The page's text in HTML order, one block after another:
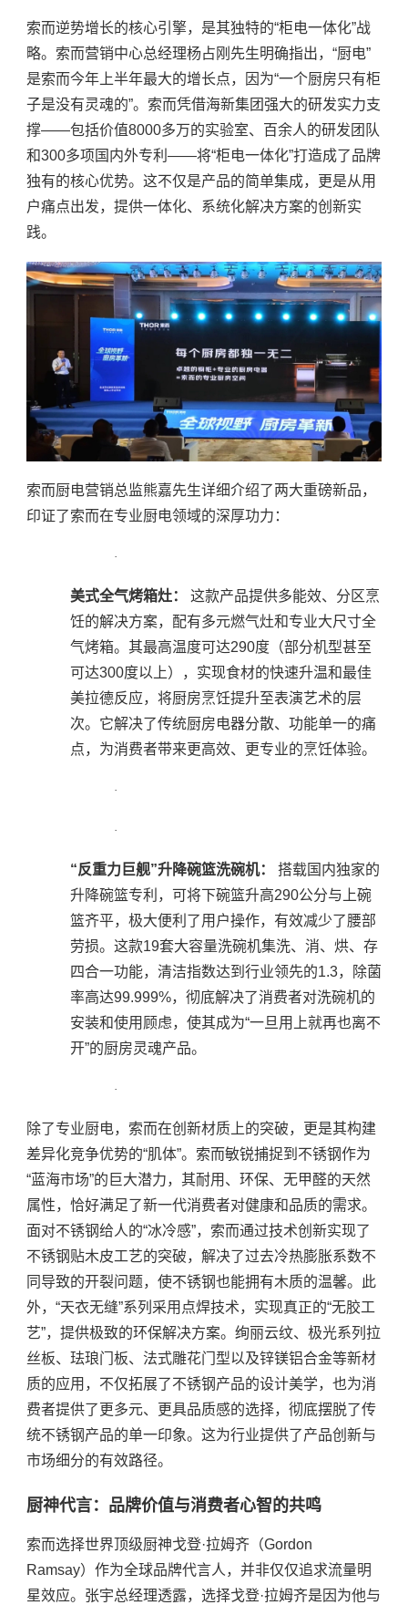
索而逆势增长的核心引擎，是其独特的“柜电一体化”战
略。索而营销中心总经理杨占刚先生明确指出，“厨电”
是索而今年上半年最大的增长点，因为“一个厨房只有柜
子是没有灵魂的”。索而凭借海新集团强大的研发实力支
撑——包括价值8000多万的实验室、百余人的研发团队
和300多项国内外专利——将“柜电一体化”打造成了品牌
独有的核心优势。这不仅是产品的简单集成，更是从用
户痛点出发，提供一体化、系统化解决方案的创新实
践。
索而厨电营销总监熊嘉先生详细介绍了两大重磅新品，
印证了索而在专业厨电领域的深厚功力：
·
美式全气烤箱灶：
这款产品提供多能效、分区烹
饪的解决方案，配有多元燃气灶和专业大尺寸全
气烤箱。其最高温度可达290度（部分机型甚至
可达300度以上），实现食材的快速升温和最佳
美拉德反应，将厨房烹饪提升至表演艺术的层
次。它解决了传统厨房电器分散、功能单一的痛
点，为消费者带来更高效、更专业的烹饪体验。
·
·
“反重力巨舰”升降碗篮洗碗机：
搭载国内独家的
升降碗篮专利，可将下碗篮升高290公分与上碗
篮齐平，极大便利了用户操作，有效减少了腰部
劳损。这款19套大容量洗碗机集洗、消、烘、存
四合一功能，清洁指数达到行业领先的1.3，除菌
率高达99.999%，彻底解决了消费者对洗碗机的
安装和使用顾虑，使其成为“一旦用上就再也离不
开”的厨房灵魂产品。
·
除了专业厨电，索而在创新材质上的突破，更是其构建
差异化竞争优势的“肌体”。索而敏锐捕捉到不锈钢作为
“蓝海市场”的巨大潜力，其耐用、环保、无甲醛的天然
属性，恰好满足了新一代消费者对健康和品质的需求。
面对不锈钢给人的“冰冷感”，索而通过技术创新实现了
不锈钢贴木皮工艺的突破，解决了过去冷热膨胀系数不
同导致的开裂问题，使不锈钢也能拥有木质的温馨。此
外， “天衣无缝”系列采用点焊技术，实现真正的“无胶工
艺”，提供极致的环保解决方案。 绚丽云纹、极光系列拉
丝板、珐琅门板、法式雕花门型以及锌镁铝合金等新材
质的应用，不仅拓展了不锈钢产品的设计美学，也为消
费者提供了更多元、更具品质感的选择，彻底摆脱了传
统不锈钢产品的单一印象。这为行业提供了产品创新与
市场细分的有效路径。
厨神代言：品牌价值与消费者心智的共鸣
索而选择世界顶级厨神戈登·拉姆齐（Gordon
Ramsay）作为全球品牌代言人，并非仅仅追求流量明
星效应。张宇总经理透露，选择戈登·拉姆齐是因为他与